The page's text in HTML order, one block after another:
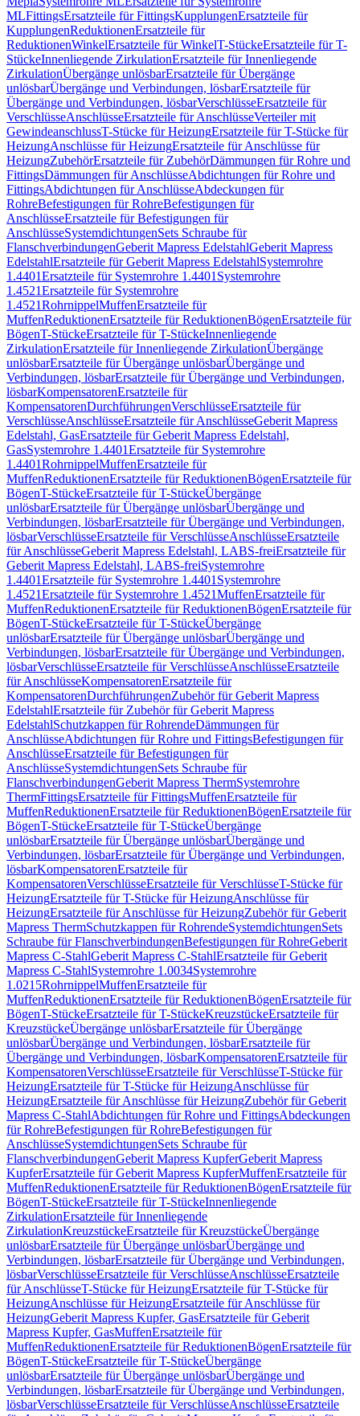
MLFittingsErsatzteile für FittingsKupplungenErsatzteile für
KupplungenReduktionenErsatzteile für
ReduktionenWinkelErsatzteile für WinkelT-StückeErsatzteile für T-
StückeInnenliegende ZirkulationErsatzteile für Innenliegende
ZirkulationÜbergänge unlösbarErsatzteile für Übergänge
unlösbarÜbergänge und Verbindungen, lösbarErsatzteile für
Übergänge und Verbindungen, lösbarVerschlüsseErsatzteile für
VerschlüsseAnschlüsseErsatzteile für AnschlüsseVerteiler mit
GewindeanschlussT-Stücke für HeizungErsatzteile für T-Stücke für
HeizungAnschlüsse für HeizungErsatzteile für Anschlüsse für
HeizungZubehörErsatzteile für ZubehörDämmungen für Rohre und
FittingsDämmungen für AnschlüsseAbdichtungen für Rohre und
FittingsAbdichtungen für AnschlüsseAbdeckungen für
RohreBefestigungen für RohreBefestigungen für
AnschlüsseErsatzteile für Befestigungen für
AnschlüsseSystemdichtungenSets Schraube für
FlanschverbindungenGeberit Mapress EdelstahlGeberit Mapress
EdelstahlErsatzteile für Geberit Mapress EdelstahlSystemrohre
1.4401Ersatzteile für Systemrohre 1.4401 Systemrohre
1.4521Ersatzteile für Systemrohre
1.4521RohrnippelMuffenErsatzteile für
MuffenReduktionenErsatzteile für ReduktionenBögenErsatzteile für
BögenT-StückeErsatzteile für T-StückeInnenliegende
ZirkulationErsatzteile für Innenliegende ZirkulationÜbergänge
unlösbarErsatzteile für Übergänge unlösbarÜbergänge und
Verbindungen, lösbarErsatzteile für Übergänge und Verbindungen,
lösbarKompensatorenErsatzteile für
KompensatorenDurchführungenVerschlüsseErsatzteile für
VerschlüsseAnschlüsseErsatzteile für AnschlüsseGeberit Mapress
Edelstahl, GasErsatzteile für Geberit Mapress Edelstahl,
GasSystemrohre 1.4401Ersatzteile für Systemrohre
1.4401RohrnippelMuffenErsatzteile für
MuffenReduktionenErsatzteile für ReduktionenBögenErsatzteile für
BögenT-StückeErsatzteile für T-StückeÜbergänge
unlösbarErsatzteile für Übergänge unlösbarÜbergänge und
Verbindungen, lösbarErsatzteile für Übergänge und Verbindungen,
lösbarVerschlüsseErsatzteile für VerschlüsseAnschlüsseErsatzteile
für AnschlüsseGeberit Mapress Edelstahl, LABS-freiErsatzteile für
Geberit Mapress Edelstahl, LABS-freiSystemrohre
1.4401Ersatzteile für Systemrohre 1.4401 Systemrohre
1.4521Ersatzteile für Systemrohre 1.4521MuffenErsatzteile für
MuffenReduktionenErsatzteile für ReduktionenBögenErsatzteile für
BögenT-StückeErsatzteile für T-StückeÜbergänge
unlösbarErsatzteile für Übergänge unlösbarÜbergänge und
Verbindungen, lösbarErsatzteile für Übergänge und Verbindungen,
lösbarVerschlüsseErsatzteile für VerschlüsseAnschlüsseErsatzteile
für AnschlüsseKompensatorenErsatzteile für
KompensatorenDurchführungenZubehör für Geberit Mapress
EdelstahlErsatzteile für Zubehör für Geberit Mapress
EdelstahlSchutzkappen für RohrendeDämmungen für
AnschlüsseAbdichtungen für Rohre und FittingsBefestigungen für
AnschlüsseErsatzteile für Befestigungen für
AnschlüsseSystemdichtungenSets Schraube für
FlanschverbindungenGeberit Mapress ThermSystemrohre
ThermFittingsErsatzteile für FittingsMuffenErsatzteile für
MuffenReduktionenErsatzteile für ReduktionenBögenErsatzteile für
BögenT-StückeErsatzteile für T-StückeÜbergänge
unlösbarErsatzteile für Übergänge unlösbarÜbergänge und
Verbindungen, lösbarErsatzteile für Übergänge und Verbindungen,
lösbarKompensatorenErsatzteile für
KompensatorenVerschlüsseErsatzteile für VerschlüsseT-Stücke für
HeizungErsatzteile für T-Stücke für HeizungAnschlüsse für
HeizungErsatzteile für Anschlüsse für HeizungZubehör für Geberit
Mapress ThermSchutzkappen für RohrendeSystemdichtungenSets
Schraube für FlanschverbindungenBefestigungen für RohreGeberit
Mapress C-StahlGeberit Mapress C-StahlErsatzteile für Geberit
Mapress C-StahlSystemrohre 1.0034Systemrohre
1.0215RohrnippelMuffenErsatzteile für
MuffenReduktionenErsatzteile für ReduktionenBögenErsatzteile für
BögenT-StückeErsatzteile für T-StückeKreuzstückeErsatzteile für
KreuzstückeÜbergänge unlösbarErsatzteile für Übergänge
unlösbarÜbergänge und Verbindungen, lösbarErsatzteile für
Übergänge und Verbindungen, lösbarKompensatorenErsatzteile für
KompensatorenVerschlüsseErsatzteile für VerschlüsseT-Stücke für
HeizungErsatzteile für T-Stücke für HeizungAnschlüsse für
HeizungErsatzteile für Anschlüsse für HeizungZubehör für Geberit
Mapress C-StahlAbdichtungen für Rohre und FittingsAbdeckungen
für RohreBefestigungen für RohreBefestigungen für
AnschlüsseSystemdichtungenSets Schraube für
FlanschverbindungenGeberit Mapress KupferGeberit Mapress
KupferErsatzteile für Geberit Mapress KupferMuffenErsatzteile für
MuffenReduktionenErsatzteile für ReduktionenBögenErsatzteile für
BögenT-StückeErsatzteile für T-StückeInnenliegende
ZirkulationErsatzteile für Innenliegende
ZirkulationKreuzstückeErsatzteile für KreuzstückeÜbergänge
unlösbarErsatzteile für Übergänge unlösbarÜbergänge und
Verbindungen, lösbarErsatzteile für Übergänge und Verbindungen,
lösbarVerschlüsseErsatzteile für VerschlüsseAnschlüsseErsatzteile
für AnschlüsseT-Stücke für HeizungErsatzteile für T-Stücke für
HeizungAnschlüsse für HeizungErsatzteile für Anschlüsse für
HeizungGeberit Mapress Kupfer, GasErsatzteile für Geberit
Mapress Kupfer, GasMuffenErsatzteile für
MuffenReduktionenErsatzteile für ReduktionenBögenErsatzteile für
BögenT-StückeErsatzteile für T-StückeÜbergänge
unlösbarErsatzteile für Übergänge unlösbarÜbergänge und
Verbindungen, lösbarErsatzteile für Übergänge und Verbindungen,
lösbarVerschlüsseErsatzteile für VerschlüsseAnschlüsseErsatzteile